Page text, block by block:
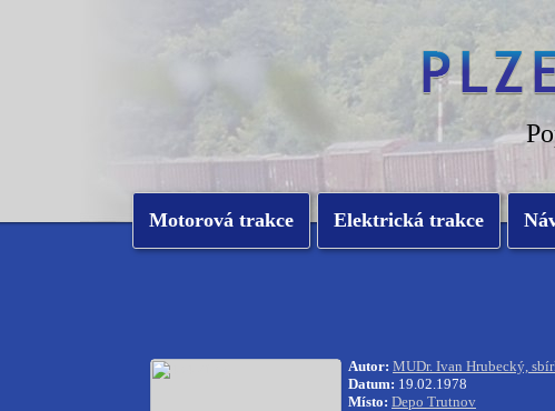
Motorová trakce Elektrická trakce
Autor: MUDr. Ivan Hrubecký,
Datum: 19.02.1978
Místo: Depo Trutnov